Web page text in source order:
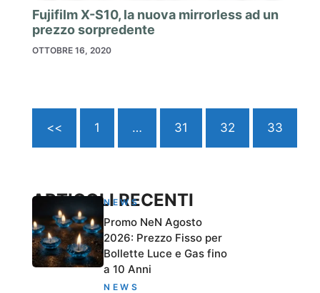
Fujifilm X-S10, la nuova mirrorless ad un
prezzo sorpredente
OTTOBRE 16, 2020
<< 1 … 31 32 33
ARTICOLI RECENTI
NEWS
Promo NeN Agosto
2026: Prezzo Fisso per
Bollette Luce e Gas fino
a 10 Anni
NEWS